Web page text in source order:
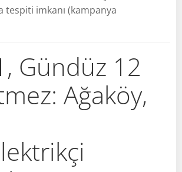
tespiti imkanı (kampanya
Gündüz 12
Ağaköy,